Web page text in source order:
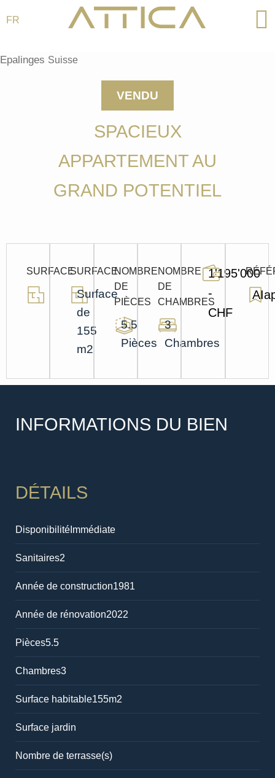
contenu
FR
Epalinges Suisse
VENDU
SPACIEUX
APPARTEMENT AU
GRAND POTENTIEL
SURFACESURFACE
Surface
de
155
m2
NOMBRE
DE
PIÈCES
5.5
Pièces
NOMBRE
DE
CHAMBRES
3
Chambres
1'195'000
-
CHF
INFORMATIONS DU BIEN
DÉTAILS
Disponibilité Immédiate
Sanitaires2
Année de construction1981
Année de rénovation2022
Pièces5.5
Chambres3
Surface habitable155m2
Surface jardin
Nombre de terrasse(s)